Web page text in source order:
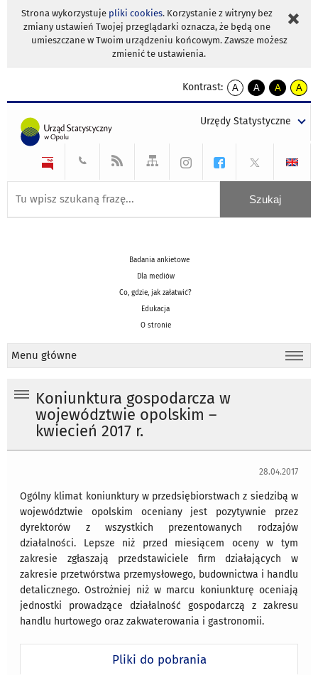
Strona wykorzystuje pliki cookies. Korzystanie z witryny bez
zmiany ustawień Twojej przeglądarki oznacza, że będą one
umieszczane w Twoim urządzeniu końcowym. Zawsze możesz
zmienić te ustawienia.
Kontrast:
A
kontrast
A
kontrast
tekst
czarnym
A
kontrast
tekst
czarnym
A
tekst
żółtym
Urzędy Statystyczne
Badania ankietowe
Dla mediów
Co, gdzie, jak załatwić?
Edukacja
O stronie
Menu główne
Koniunktura gospodarcza w
województwie opolskim –
kwiecień 2017 r.
28.04.2017
Ogólny klimat koniunktury w przedsiębiorstwach z siedzibą w
województwie opolskim oceniany jest pozytywnie przez
dyrektorów z wszystkich prezentowanych rodzajów
działalności. Lepsze niż przed miesiącem oceny w tym
zakresie zgłaszają przedstawiciele firm działających w
zakresie przetwórstwa przemysłowego, budownictwa i handlu
detalicznego. Ostrożniej niż w marcu koniunkturę oceniają
jednostki prowadzące działalność gospodarczą z zakresu
handlu hurtowego oraz zakwaterowania i gastronomii.
Pliki do pobrania